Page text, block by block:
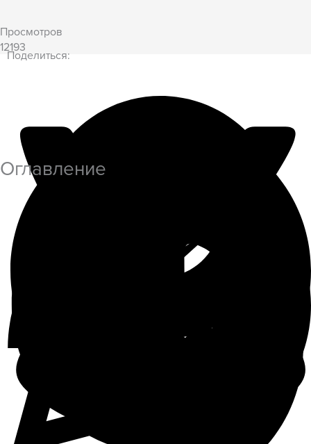
Просмотров
12193
Поделиться:
Оглавление